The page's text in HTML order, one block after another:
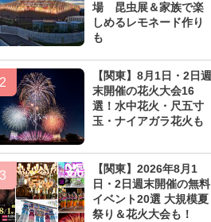
場 昆虫展＆家族で楽
しめるレモネード作り
も
2
【関東】8月1日・2日週
末開催の花火大会16
選！水中花火・尺五寸
玉・ナイアガラ花火も
3
【関東】2026年8月1
日・2日週末開催の無料
イベント20選 大規模夏
祭り＆花火大会も！